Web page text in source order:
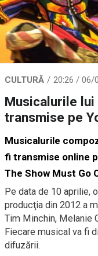
CULTURĂ 20:26 / 06/
Musicalurile lui
transmise pe
Musicalurile
fi transmise online
The Show Must Go
Pe data de 10 aprilie,
producţia din 2012 a
Tim Minchin, Melanie
Fiecare musical va fi
difuzării.